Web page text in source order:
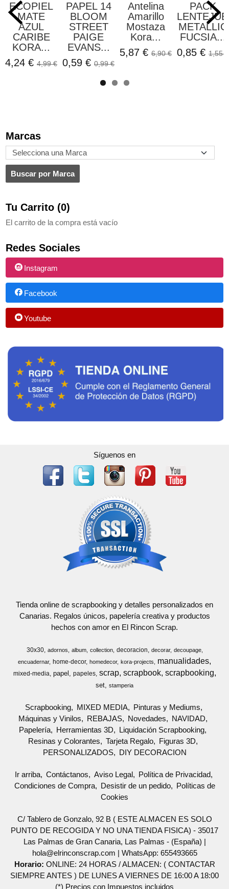
Marcas
Tu Carrito (0)
El carrito de la compra está vacío
Redes Sociales
Instagram
Facebook
Youtube
ECOPIEL
MATE
AZUL
CARIBE
KORA...
4,24 € 4,99 €
PAPEL 14
BLOOM
STREET
PAIGE
EVANS...
0,59 € 0,99 €
Antelina
Amarillo
Mostaza
Kora...
5,87 € 6,90 €
PACK
METALLIC
FUCSIA...
0,85 € 1,55 €
Síguenos en
Tienda online de scrapbooking y detalles personalizados en
Canarias. Regalos únicos, papelería creativa y productos
hechos con amor en El Rincon Scrap.
30x30 adornos album collection decoracion decorar
decoupage
encuadernar home-decor homedecor kora-projects manualidades
mixed-media papel papeles scrap scrapbook scrapbooking
set stamperia
Scrapbooking MIXED MEDIA
Pinturas y Mediums
Máquinas y Vinilos
REBAJAS Novedades
NAVIDAD
Papelería
Herramientas 3D
Liquidación Scrapbooking
Resinas y Colorantes
Tarjeta Regalo
Figuras 3D
PERSONALIZADOS
DIY DECORACION
Ir arriba Contáctanos Aviso Legal
Política de Privacidad
Condiciones de Compra
Desistir de un pedido
Políticas de
Cookies
C/ Tablero de Gonzalo, 92 B ( ESTE ALMACEN ES SOLO
PUNTO DE RECOGIDA Y NO UNA TIENDA FISICA) - 35017
Las Palmas de Gran Canaria, Las Palmas - (España) |
hola@elrinconscrap.com | WhatsApp: 655493665
Horario: ONLINE: 24 HORAS / ALMACEN: ( CONTACTAR
SIEMPRE ANTES ) DE LUNES A VIERNES DE 16:00 A 18:00
(*) Precios con Impuestos incluidos